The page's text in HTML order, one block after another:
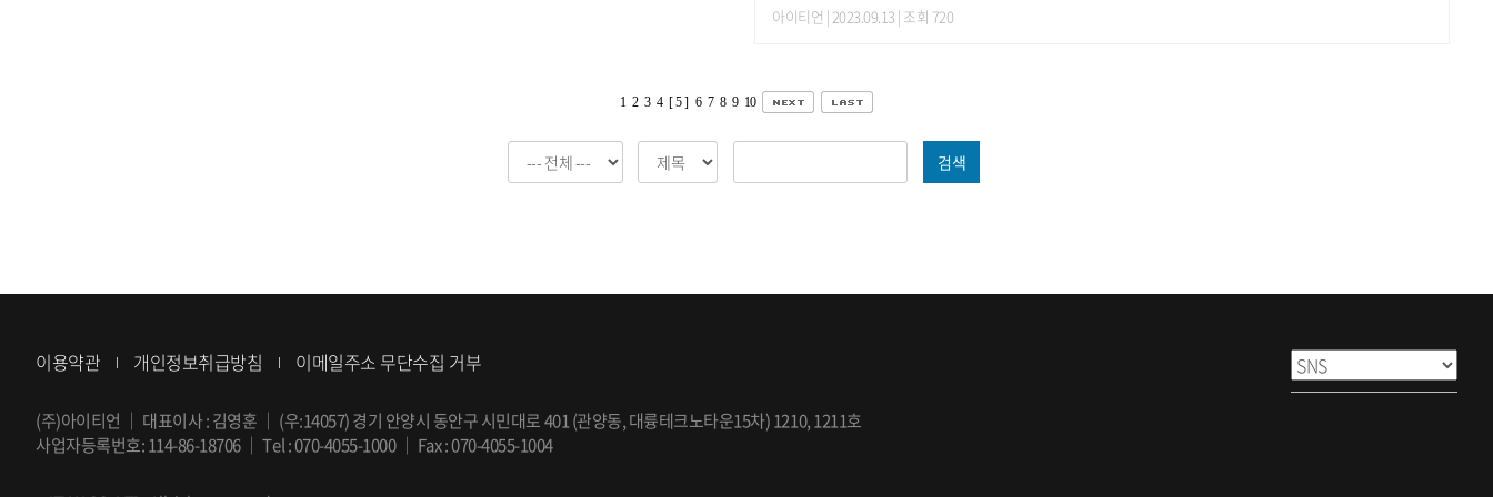
아이티언 | 2023.09.13 | 조회 720
1 2 3 4 [ 5 ] 6 7 8 9 10
검색
이용약관 개인정보취급방침 이메일주소 무단수집 거부
(주)아이티언 ｜ 대표이사 : 김영훈 ｜ (우:14057) 경기 안양시 동안구 시민대로 401 (관양동, 대륭테크노타운15차) 1210, 1211호
사업자등록번호: 114-86-18706｜Tel :070-4055-1000 ｜ Fax : 070-4055-1004